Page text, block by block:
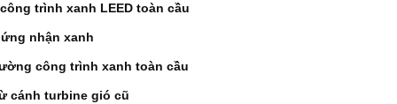
trình xanh LEED toàn cầu
nhận xanh
công trình xanh toàn cầu
cánh turbine gió cũ